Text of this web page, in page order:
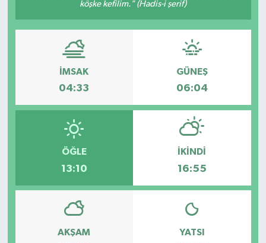
köşke kefilim." (Hadis-i şerif)
İMSAK
04:33
GÜNEŞ
06:04
ÖĞLE
13:10
İKINDI
16:55
AKŞAM YATSI